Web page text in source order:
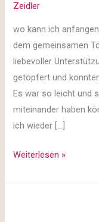
Zeidler
wo kann ich
dem gemeinsamen
liebevoller
getöpfert und
Es war so leicht und
miteinander haben
ich wieder […]
Weiterlesen »